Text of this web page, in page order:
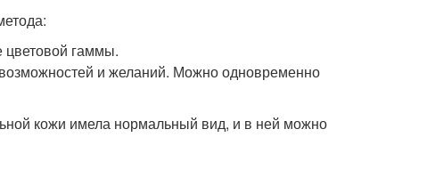
гаммы.
и желаний. Можно одновременно
кожи имела нормальный вид, и в ней можно